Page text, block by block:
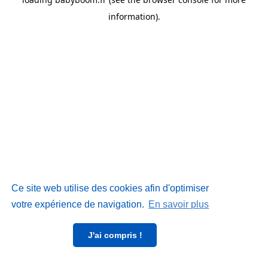
Ce site web utilise des cookies afin d'optimiser
votre expérience de navigation. En savoir plus
J'ai compris !
information).